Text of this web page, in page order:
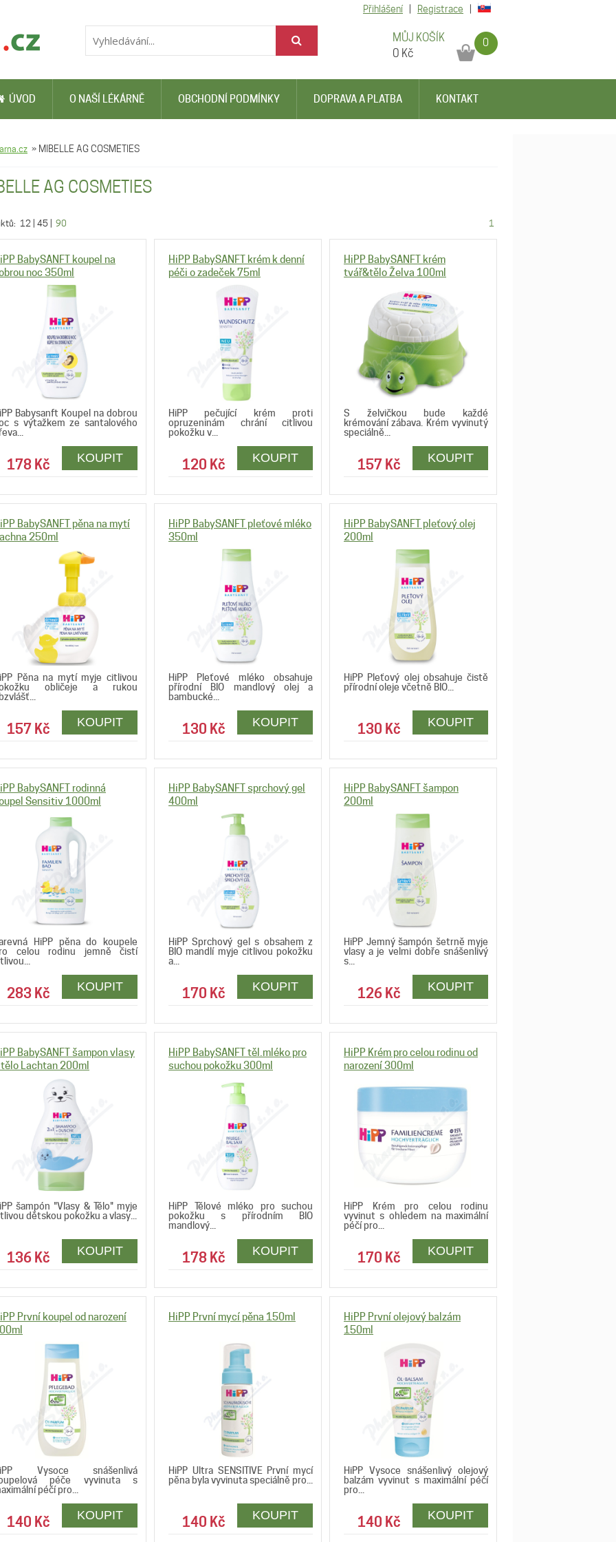
MŮJ KOŠÍK
0 Kč
0
Přihlášení Registrace
ÚVOD O NAŠÍ LÉKÁRNĚ OBCHODNÍ PODMÍNKY DOPRAVA A PLATBA KONTAKT
» MIBELLE AG COSMETIES
AG COSMETIES
12 45 90 1
BabySANFT koupel na
noc 350ml
Babysanft Koupel na dobrou
s výtažkem ze santalového
178 Kč
HiPP BabySANFT krém k denní
péči o zadeček 75ml
HiPP pečující krém proti
opruzeninám chrání citlivou
pokožku v...
120 Kč
HiPP BabySANFT krém
tvář&tělo Želva 100ml
S želvičkou bude každé
krémování zábava. Krém vyvinutý
speciálně...
157 Kč
BabySANFT pěna na mytí
250ml
Pěna na mytí myje citlivou
obličeje a rukou
157 Kč
HiPP BabySANFT pleťové mléko
350ml
HiPP Pleťové mléko obsahuje
přírodní BIO mandlový olej a
bambucké...
130 Kč
HiPP BabySANFT pleťový olej
200ml
HiPP Pleťový olej obsahuje čistě
přírodní oleje včetně BIO...
130 Kč
BabySANFT rodinná
Sensitiv 1000ml
HiPP pěna do koupele
celou rodinu jemně čistí
283 Kč
HiPP BabySANFT sprchový gel
400ml
HiPP Sprchový gel s obsahem z
BIO mandlí myje citlivou pokožku
a...
170 Kč
HiPP BabySANFT šampon
200ml
HiPP Jemný šampón šetrně myje
vlasy a je velmi dobře snášenlivý
s...
126 Kč
BabySANFT šampon vlasy
Lachtan 200ml
šampón "Vlasy & Tělo" myje
dětskou pokožku a vlasy...
136 Kč
HiPP BabySANFT těl.mléko pro
suchou pokožku 300ml
HiPP Tělové mléko pro suchou
pokožku s přírodním BIO
mandlový...
178 Kč
HiPP Krém pro celou rodinu od
narození 300ml
HiPP Krém pro celou rodinu
vyvinut s ohledem na maximální
péčí pro...
170 Kč
První koupel od narození
Vysoce snášenlivá
péče vyvinuta s
péčí pro...
140 Kč
HiPP První mycí pěna 150ml
HiPP Ultra SENSITIVE První mycí
pěna byla vyvinuta speciálně pro...
140 Kč
HiPP První olejový balzám
150ml
HiPP Vysoce snášenlivý olejový
balzám vyvinut s maximální péčí
pro...
140 Kč